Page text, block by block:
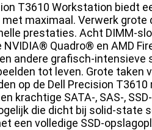
T3610 Workstation biedt
met maximaal. Verwerk
prestaties. Acht DIMM-
Quadro® en AMD
andere grafisch-
tot leven. Grote
op de Dell Precision
krachtige SATA-, SAS-,
die dicht bij solid-state
een volledige SSD-